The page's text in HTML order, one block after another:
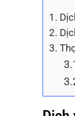
1.
2.
3.